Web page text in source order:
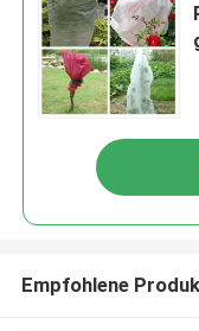
Empfohlene